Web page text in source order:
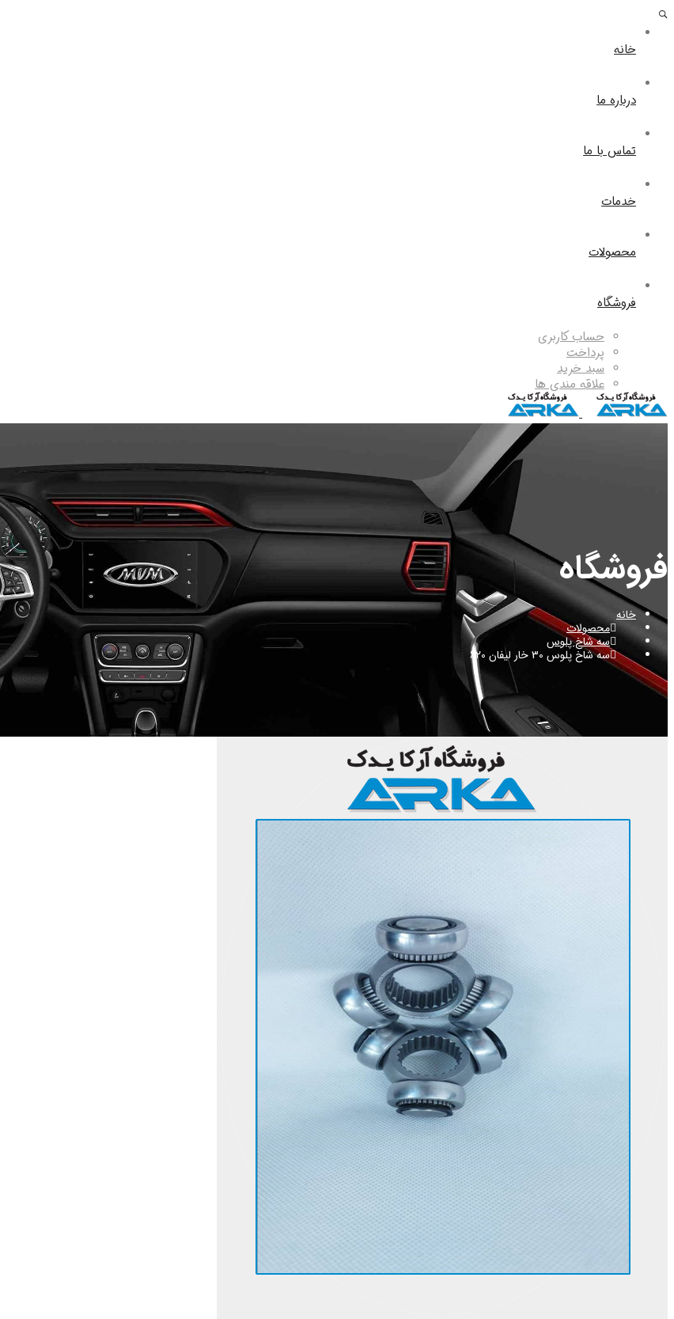
خانه
درباره ما
تماس با ما
خدمات
محصولات
فروشگاه
حساب کاربری
پرداخت
سبد خرید
علاقه مندی ها
فروشگاه
خانه
محصولات
سه شاخ پلوس
سه شاخ پلوس 30 خار لیفان 620